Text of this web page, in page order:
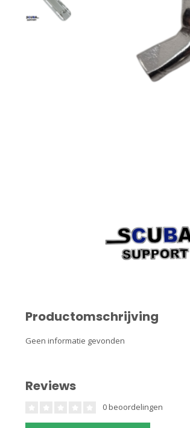
Productomschrijving
Geen informatie gevonden
Reviews
0 beoordelingen